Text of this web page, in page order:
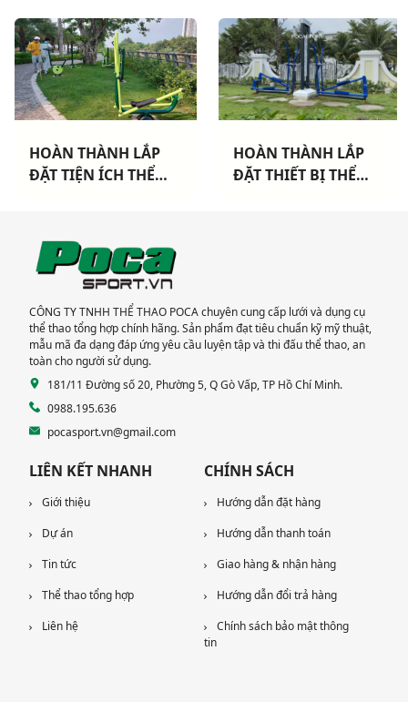
HOÀN THÀNH LẮP
ĐẶT TIỆN ÍCH THỂ
HOÀN THÀNH LẮP
ĐẶT THIẾT BỊ THỂ
CÔNG TY TNHH THỂ THAO POCA chuyên cung cấp lưới và dụng cụ
thể thao tổng hợp chính hãng. Sản phẩm đạt tiêu chuẩn kỹ mỹ thuật,
mẫu mã đa dạng đáp ứng yêu cầu luyện tập và thi đấu thể thao, an
toàn cho người sử dụng.
181/11 Đường số 20, Phường 5, Q Gò Vấp, TP Hồ Chí Minh.
0988.195.636
pocasport.vn@gmail.com
LIÊN KẾT NHANH
Giới thiệu
Dự án
Tin tức
Thể thao tổng hợp
Liên hệ
CHÍNH SÁCH
Hướng dẫn đặt hàng
Hướng dẫn thanh toán
Giao hàng & nhận hàng
Hướng dẫn đổi trả hàng
Chính sách bảo mật thông
tin